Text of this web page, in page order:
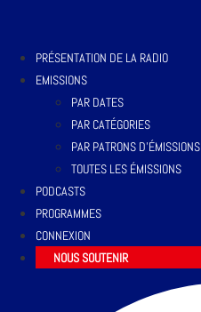
PRÉSENTATION DE LA RADIO
EMISSIONS
PAR DATES
PAR CATÉGORIES
PAR PATRONS D’ÉMISSIONS
TOUTES LES ÉMISSIONS
PODCASTS
PROGRAMMES
CONNEXION
NOUS SOUTENIR